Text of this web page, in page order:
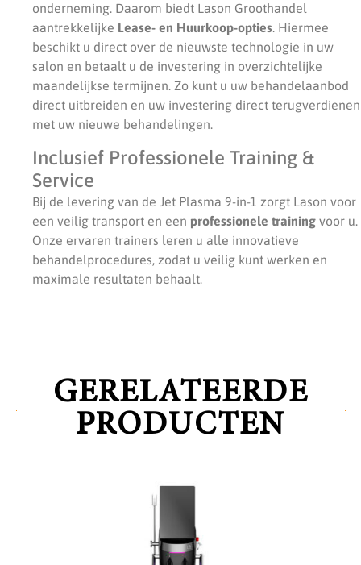
onderneming. Daarom biedt Lason Groothandel
aantrekkelijke Lease- en Huurkoop-opties. Hiermee
beschikt u direct over de nieuwste technologie in uw
salon en betaalt u de investering in overzichtelijke
maandelijkse termijnen. Zo kunt u uw behandelaanbod
direct uitbreiden en uw investering direct terugverdienen
met uw nieuwe behandelingen.
Inclusief Professionele Training &
Service
Bij de levering van de Jet Plasma 9-in-1 zorgt Lason voor
een veilig transport en een professionele training voor u.
Onze ervaren trainers leren u alle innovatieve
behandelprocedures, zodat u veilig kunt werken en
maximale resultaten behaalt.
GERELATEERDE
PRODUCTEN